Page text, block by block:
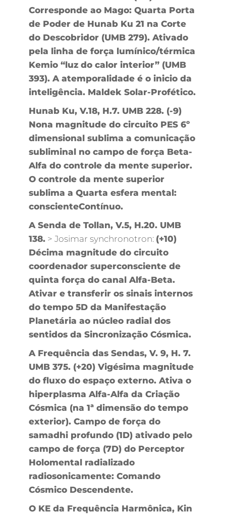
Corresponde ao Mago: Quarta Porta
de Poder de Hunab Ku 21 na Corte
do Descobridor (UMB 279). Ativado
pela linha de força lumínico/térmica
Kemio “luz do calor interior” (UMB
393). A atemporalidade é o inicio da
inteligência. Maldek Solar-Profético.
Hunab Ku, V.18, H.7. UMB 228. (-9)
Nona magnitude do circuito PES 6º
dimensional sublima a comunicação
subliminal no campo de força Beta-
Alfa do controle da mente superior.
O controle da mente superior
sublima a Quarta esfera mental:
conscienteContínuo.
A Senda de Tollan, V.5, H.20. UMB
138.> Josimar synchronotron: (+10)
Décima magnitude do circuito
coordenador superconsciente de
quinta força do canal Alfa-Beta.
Ativar e transferir os sinais internos
do tempo 5D da Manifestação
Planetária ao núcleo radial dos
sentidos da Sincronização Cósmica.
A Frequência das Sendas, V. 9, H. 7.
UMB 375. (+20) Vigésima magnitude
do fluxo do espaço externo. Ativa o
hiperplasma Alfa-Alfa da Criação
Cósmica (na 1ª dimensão do tempo
exterior). Campo de força do
samadhi profundo (1D) ativado pelo
campo de força (7D) do Perceptor
Holomental radializado
radiosonicamente: Comando
Cósmico Descendente.
O KE da Frequência Harmônica, Kin